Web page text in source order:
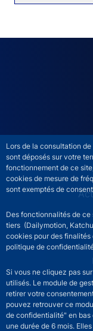
Lors de la consultation
sont déposés sur votre
fonctionnement de ce
cookies de mesure de
sont exemptés de
Des fonctionnalités de ce
tiers (Dailymotion,
cookies pour des finalités
politique de
Si vous ne cliquez pas
utilisés. Le module de
retirer votre
pouvez retrouver ce
de confidentialité" en bas
une durée de 6 mois.
ACPR
ACPR footer